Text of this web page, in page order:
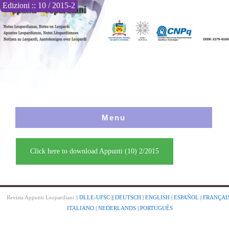
Edizioni :: 10 / 2015-2
Menu
Click here to download Appunti (10) 2/2015
Revista Appunti Leopardiani || DLLE-UFSC || DEUTSCH | ENGLISH | ESPAÑOL |
ITALIANO| NEDERLANDS | PORTUGUÊS